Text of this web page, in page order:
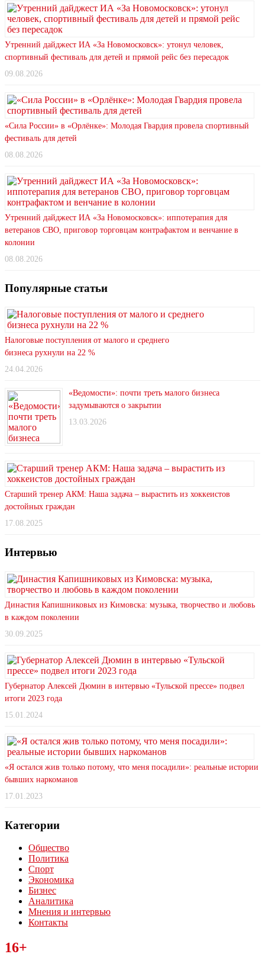
Утренний дайджест ИА «За Новомосковск»: утонул человек,
спортивный фестиваль для детей и прямой рейс без пересадок
09.08.2026
«Сила России» в «Орлёнке»: Молодая Гвардия провела спортивный
фестиваль для детей
08.08.2026
Утренний дайджест ИА «За Новомосковск»: иппотерапия для
ветеранов СВО, приговор торговцам контрафактом и венчание в
колонии
08.08.2026
Популярные статьи
Налоговые поступления от малого и среднего
бизнеса рухнули на 22 %
24.04.2026
«Ведомости»: почти треть малого бизнеса
задумываются о закрытии
13.03.2026
Старший тренер АКМ: Наша задача – вырастить из хоккеистов
достойных граждан
17.08.2025
Интервью
Династия Капишниковых из Кимовска: музыка, творчество и любовь
в каждом поколении
30.09.2025
Губернатор Алексей Дюмин в интервью «Тульской прессе» подвел
итоги 2023 года
15.01.2024
«Я остался жив только потому, что меня посадили»: реальные истории
бывших наркоманов
17.01.2023
Категории
Общество
Политика
Спорт
Экономика
Бизнес
Аналитика
Мнения и интервью
Контакты
Читайте последние новости дня в Тульской области на сайте
“ЗаНовомосковск”
16+